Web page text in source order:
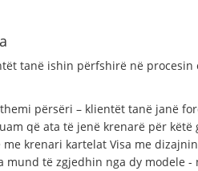
tanë ishin përfshirë në procesin
përsëri – klientët tanë janë
që ata të jenë krenarë për këtë
krenari kartelat Visa me
mund të zgjedhin nga dy modele -